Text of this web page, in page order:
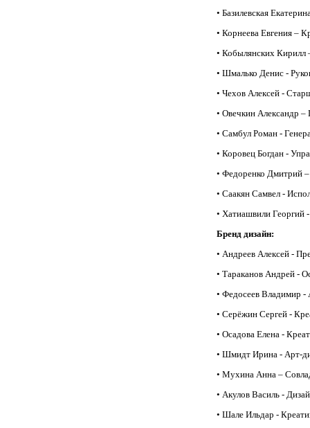
• Базилевская
• Корнеева Евгения –
• Кобылянских Кирилл
• Шмалько Денис -
• Чехов Алексей -
• Овечкин Александр
• Самбул Роман -
• Коровец Богдан -
• Федоренко Дмитрий
• Саакян Самвел -
• Хатиашвили Георгий
Бренд дизайн:
• Андреев Алексей -
• Тараканов Андрей -
• Федосеев Владимир -
• Серёжин Сергей -
• Осадова Елена -
• Шмидт Ирина - Арт-
• Мухина Анна –
• Акулов Василь -
• Шале Ильдар -